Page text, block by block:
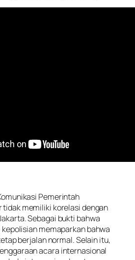
Pemerintah
tidak memiliki korelasi dengan
Sebagai bukti bahwa
memaparkan bahwa
berjalan normal. Selain itu,
acara internasional